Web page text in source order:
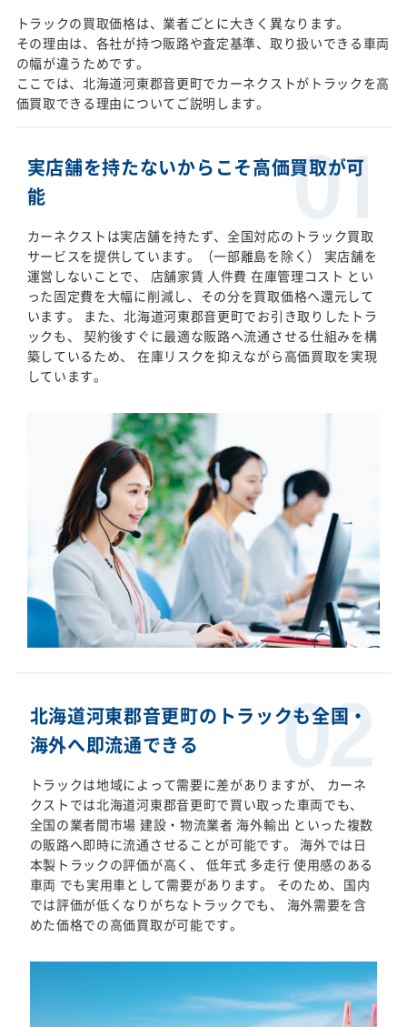
トラックの買取価格は、業者ごとに大きく異なります。
その理由は、各社が持つ販路や査定基準、取り扱いできる車両
の幅が違うためです。
ここでは、北海道河東郡音更町でカーネクストがトラックを高
価買取できる理由についてご説明します。
実店舗を持たないからこそ高価買取が可
能
カーネクストは実店舗を持たず、全国対応のトラック買取
サービスを提供しています。（一部離島を除く） 実店舗を
運営しないことで、 店舗家賃 人件費 在庫管理コスト とい
った固定費を大幅に削減し、その分を買取価格へ還元して
います。 また、北海道河東郡音更町でお引き取りしたトラ
ックも、 契約後すぐに最適な販路へ流通させる仕組みを構
築しているため、 在庫リスクを抑えながら高価買取を実現
しています。
北海道河東郡音更町のトラックも全国・
海外へ即流通できる
トラックは地域によって需要に差がありますが、 カーネ
クストでは北海道河東郡音更町で買い取った車両でも、
全国の業者間市場 建設・物流業者 海外輸出 といった複数
の販路へ即時に流通させることが可能です。 海外では日
本製トラックの評価が高く、 低年式 多走行 使用感のある
車両 でも実用車として需要があります。 そのため、国内
では評価が低くなりがちなトラックでも、 海外需要を含
めた価格での高価買取が可能です。